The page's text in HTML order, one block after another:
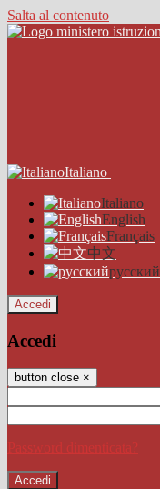
Salta al contenuto
Italiano
Italiano
English
Français
中文
русский
Accedi
Accedi
button close ×
Password dimenticata?